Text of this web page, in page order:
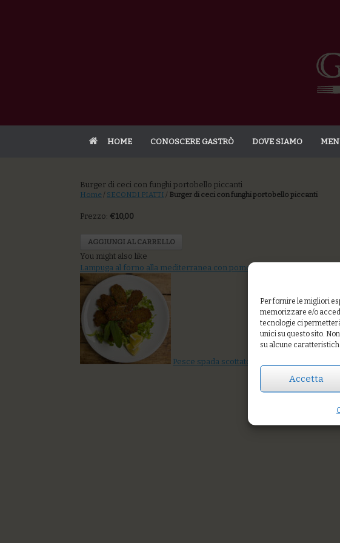
Per fornire le migliori
memorizzare e/o
tecnologie ci
unici su questo sito.
su alcune
Accetta
HOME CONOSCERE GASTRÒ DOVE SIAMO
Burger di ceci con funghi portobello piccanti
Home / SECONDI PIATTI / Burger di ceci con funghi portobello piccanti
Prezzo: €10,00
AGGIUNGI AL CARRELLO
You might also like
Lampuga al forno alla mediterranea con pomodoro fresco, zucchette,
Pesce spada scottato con pomodori